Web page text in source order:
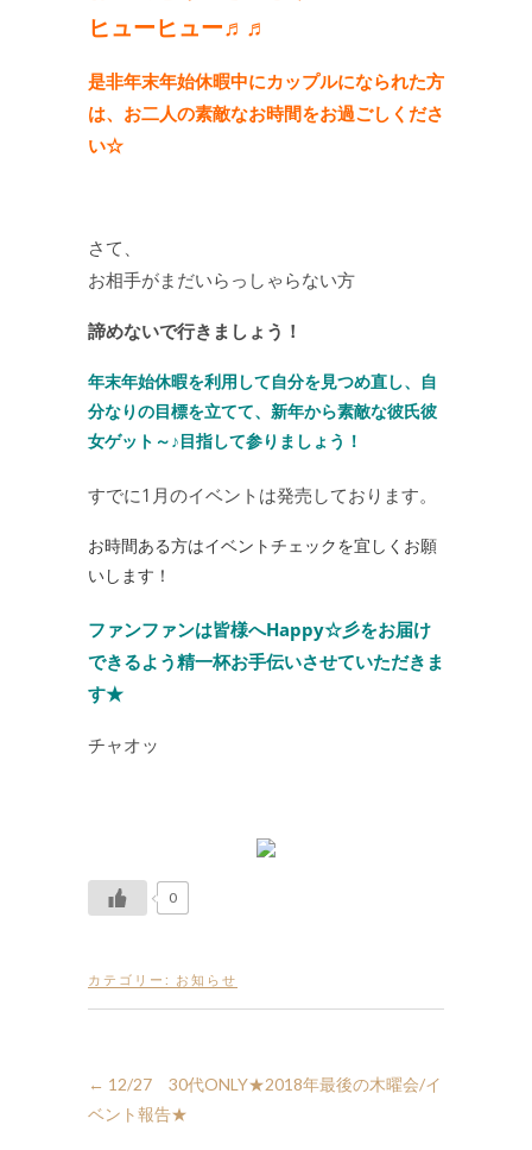
ヒューヒュー♬♬
是非年末年始休暇中にカップルになられた方
は、お二人の素敵なお時間をお過ごしくださ
い☆
さて、
お相手がまだいらっしゃらない方
諦めないで行きましょう！
年末年始休暇を利用して自分を見つめ直し、自
分なりの目標を立てて、新年から素敵な彼氏彼
女ゲット～♪目指して参りましょう！
すでに1月のイベントは発売しております。
お時間ある方はイベントチェックを宜しくお願
いします！
ファンファンは皆様へHappy☆彡をお届け
できるよう精一杯お手伝いさせていただきま
す★
チャオッ
0
カテゴリー: お知らせ
← 12/27 30代ONLY★2018年最後の木曜会/イ
ベント報告★